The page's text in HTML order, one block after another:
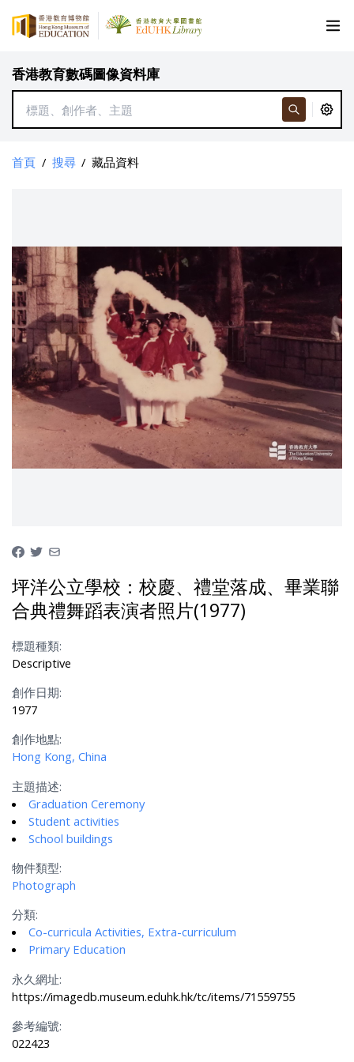
香港教育數碼圖像資料庫
首頁 / 搜尋 / 藏品資料
坪洋公立學校：校慶、禮堂落成、畢業聯
合典禮舞蹈表演者照片(1977)
標題種類:
Descriptive
創作日期:
1977
創作地點:
Hong Kong, China
主題描述:
Graduation Ceremony
Student activities
School buildings
物件類型:
Photograph
分類:
Co-curricula Activities, Extra-curriculum
Primary Education
永久網址:
https://imagedb.museum.eduhk.hk/tc/items/71559755
參考編號:
022423